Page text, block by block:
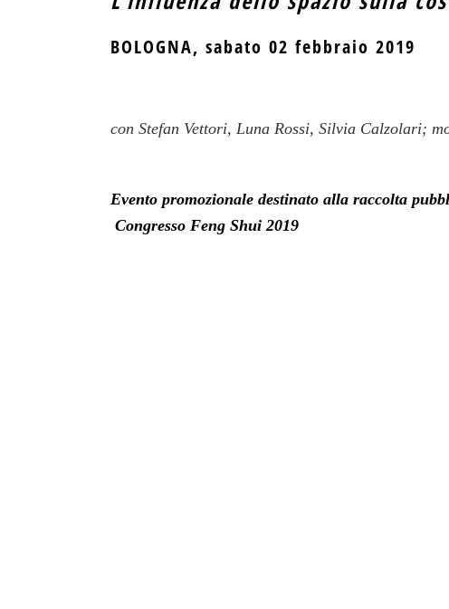
BOLOGNA, sabato 02 febbraio 2019
con Stefan Vettori, Luna Rossi, Silvia Calzolari;
Evento promozionale destinato alla raccolta
Congresso Feng Shui 2019